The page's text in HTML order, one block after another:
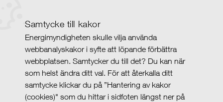
Samtycke till kakor
Energimyndigheten skulle vilja använda
webbanalyskakor i syfte att löpande förbättra
webbplatsen. Samtycker du till det? Du kan när
som helst ändra ditt val. För att återkalla ditt
samtycke klickar du på ”Hantering av kakor
(cookies)" som du hittar i sidfoten längst ner på